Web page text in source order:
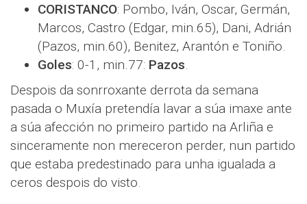
CORISTANCO: Pombo, Iván, Oscar, Germán,
Marcos, Castro (Edgar, min.65), Dani, Adrián
(Pazos, min.60), Benitez, Arantón e Toniño.
Goles: 0-1, min.77: Pazos.
Despois da sonrroxante derrota da semana
pasada o Muxía pretendía lavar a súa imaxe ante
a súa afección no primeiro partido na Arliña e
sinceramente non mereceron perder, nun partido
que estaba predestinado para unha igualada a
ceros despois do visto.